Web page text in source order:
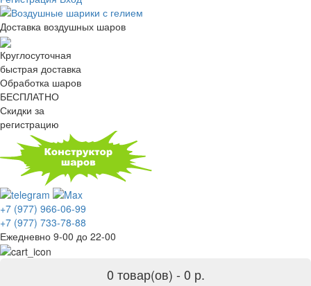
Доставка воздушных шаров
Круглосуточная
быстрая доставка
Обработка шаров
БЕСПЛАТНО
Скидки за
регистрацию
+7 (977) 966-06-99
+7 (977) 733-78-88
Ежедневно 9-00 до 22-00
0 товар(ов) - 0 р.